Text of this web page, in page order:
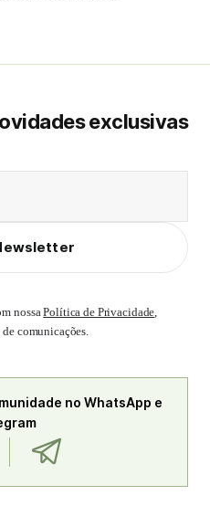
exclusivas
nossaPolítica de Privacidade,
comunicações.
no WhatsApp e